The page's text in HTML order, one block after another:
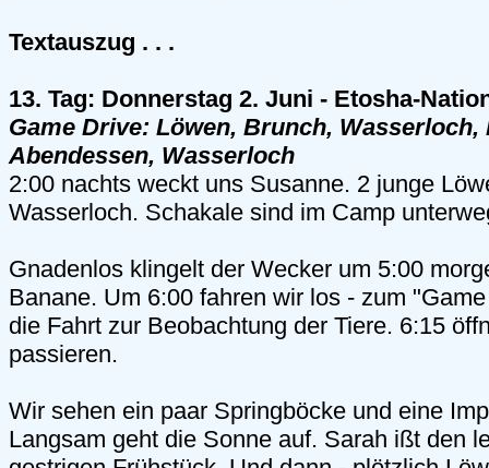
Textauszug . . .
13. Tag: Donnerstag 2. Juni - Etosha-
Game Drive: Löwen, Brunch, Wasserloch,
Abendessen, Wasserloch
2:00 nachts weckt uns Susanne. 2 junge
Wasserloch. Schakale sind im Camp
Gnadenlos klingelt der Wecker um 5:00
Banane. Um 6:00 fahren wir los - zum
die Fahrt zur Beobachtung der Tiere. 6:15
passieren.
Wir sehen ein paar Springböcke und eine
Langsam geht die Sonne auf. Sarah ißt den